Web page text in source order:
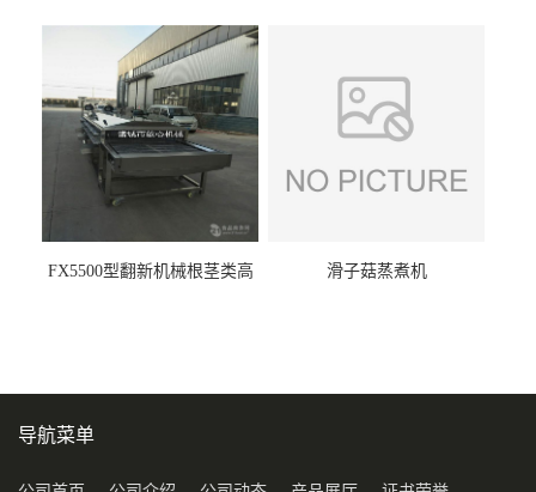
FX5500型翻新机械根茎类高
滑子菇蒸煮机
导航菜单